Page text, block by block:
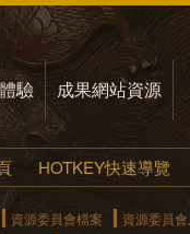
驗 成果網站資源
HOTKEY快速導覽
資源委員會檔案
資源委員